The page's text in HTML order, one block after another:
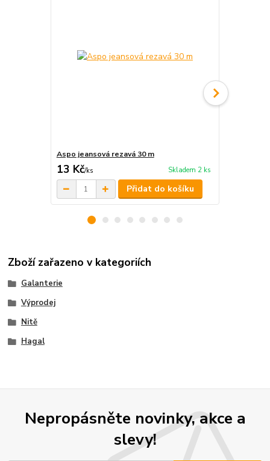
Aspo jeansová rezavá 30 m
13 Kč/ks Skladem 2 ks
Přidat do košíku
Zboží zařazeno v kategoriích
Galanterie
Výprodej
Nitě
Hagal
Nepropásněte novinky, akce a
slevy!